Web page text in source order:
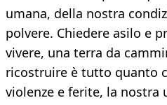
umana, della nostra
polvere. Chiedere asilo e
vivere, una terra da
ricostruire è tutto quanto
violenze e ferite, la nostra